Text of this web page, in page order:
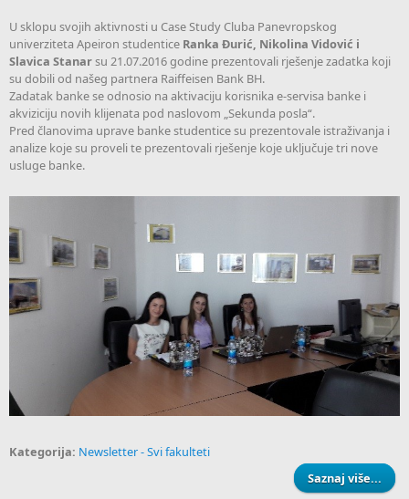
U sklopu svojih aktivnosti u Case Study Cluba Panevropskog
univerziteta Apeiron studentice Ranka Đurić, Nikolina Vidović i
Slavica Stanarsu 21.07.2016 godine prezentovali rješenje zadatka koji
su dobili od našeg partnera Raiffeisen Bank BH.
Zadatak banke se odnosio na aktivaciju korisnika e-servisa banke i
akviziciju novih klijenata pod naslovom „Sekunda posla“.
Pred članovima uprave banke studentice su prezentovale istraživanja i
analize koje su proveli te prezentovali rješenje koje uključuje tri nove
usluge banke.
Kategorija: Newsletter - Svi fakulteti
Saznaj više...